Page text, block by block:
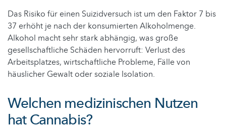
Das Risiko für einen Suizidversuch ist um den Faktor 7 bis
37 erhöht je nach der konsumierten Alkoholmenge.
Alkohol macht sehr stark abhängig, was große
gesellschaftliche Schäden hervorruft: Verlust des
Arbeitsplatzes, wirtschaftliche Probleme, Fälle von
häuslicher Gewalt oder soziale Isolation.
Welchen medizinischen Nutzen
hat Cannabis?